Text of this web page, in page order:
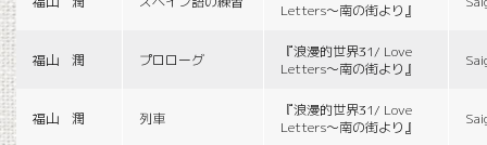
Letters〜南の街より』
福山 潤 プロローグ
『浪漫的世界31/ Love
Letters〜南の街より』
福山 潤 列車
『浪漫的世界31/ Love
Letters〜南の街より』